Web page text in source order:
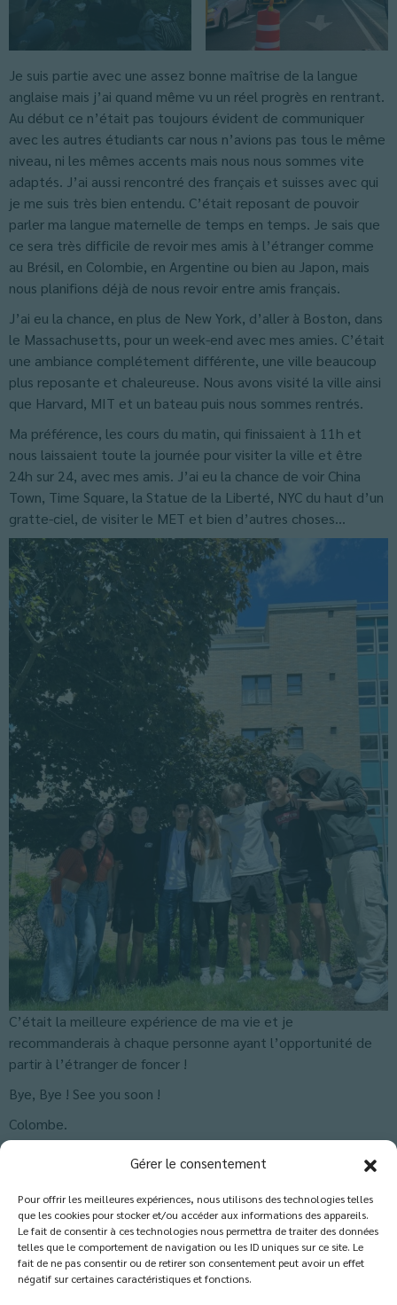
Gérer le consentement
Pour offrir les meilleures expériences, nous utilisons des technologies telles
que les cookies pour stocker et/ou accéder aux informations des appareils.
Le fait de consentir à ces technologies nous permettra de traiter des données
telles que le comportement de navigation ou les ID uniques sur ce site. Le
fait de ne pas consentir ou de retirer son consentement peut avoir un effet
négatif sur certaines caractéristiques et fonctions.
Je suis partie avec une assez bonne maîtrise de la langue
anglaise mais j’ai quand même vu un réel progrès en rentrant.
Au début ce n’était pas toujours évident de communiquer
avec les autres étudiants car nous n’avions pas tous le même
niveau, ni les mêmes accents mais nous nous sommes vite
adaptés. J’ai aussi rencontré des français et suisses avec qui
je me suis très bien entendu. C’était reposant de pouvoir
parler ma langue maternelle de temps en temps. Je sais que
ce sera très difficile de revoir mes amis à l’étranger comme
au Brésil, en Colombie, en Argentine ou bien au Japon, mais
nous planifions déjà de nous revoir entre amis français.
J’ai eu la chance, en plus de New York, d’aller à Boston, dans
le Massachusetts, pour un week-end avec mes amies. C’était
une ambiance complétement différente, une ville beaucoup
plus reposante et chaleureuse. Nous avons visité la ville ainsi
que Harvard, MIT et un bateau puis nous sommes rentrés.
Ma préférence, les cours du matin, qui finissaient à 11h et
nous laissaient toute la journée pour visiter la ville et être
24h sur 24, avec mes amis. J’ai eu la chance de voir China
Town, Time Square, la Statue de la Liberté, NYC du haut d’un
gratte-ciel, de visiter le MET et bien d’autres choses…
C’était la meilleure expérience de ma vie et je
recommanderais à chaque personne ayant l’opportunité de
partir à l’étranger de foncer !
Bye, Bye ! See you soon !
Colombe.
Les commentaires sont fermés.